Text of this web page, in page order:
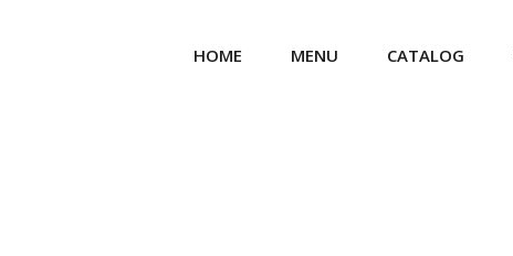
HOME MENU CATALOG